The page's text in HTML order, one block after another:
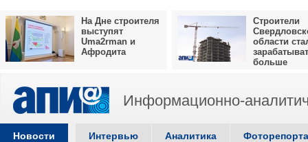
На Дне строителя
выступят
Uma2rman и
Афродита
Строители
области
больше
Информационно-
Новости Интервью Аналитика